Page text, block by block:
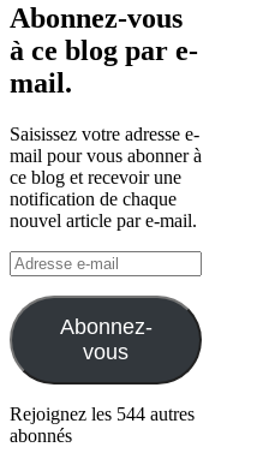
Abonnez-vous
à ce blog par e-
mail.
Saisissez votre adresse e-
mail pour vous abonner à
ce blog et recevoir une
notification de chaque
nouvel article par e-mail.
Adresse
e-
mail
Abonnez-
vous
Rejoignez les 544 autres
abonnés